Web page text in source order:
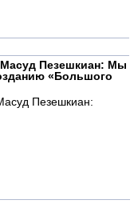
Масуд Пезешкиан: Мы
«Большого
Пезешкиан: